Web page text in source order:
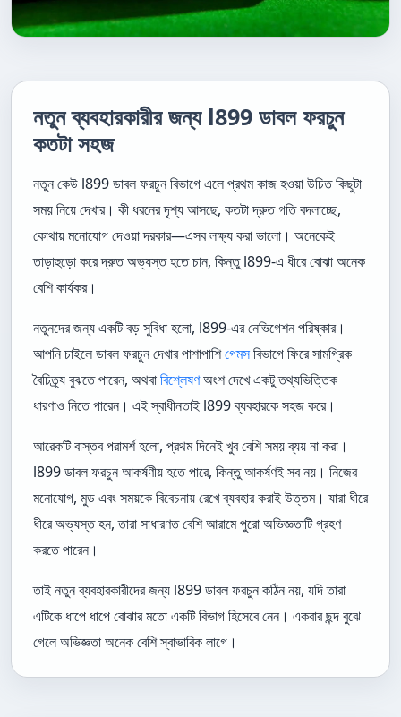
নতুন ব্যবহারকারীর জন্য l899 ডাবল ফরচুন
কতটা সহজ
নতুন কেউ l899 ডাবল ফরচুন বিভাগে এলে প্রথম কাজ হওয়া উচিত কিছুটা
সময় নিয়ে দেখার। কী ধরনের দৃশ্য আসছে, কতটা দ্রুত গতি বদলাচ্ছে,
কোথায় মনোযোগ দেওয়া দরকার—এসব লক্ষ্য করা ভালো। অনেকেই
তাড়াহুড়ো করে দ্রুত অভ্যস্ত হতে চান, কিন্তু l899-এ ধীরে বোঝা অনেক
বেশি কার্যকর।
নতুনদের জন্য একটি বড় সুবিধা হলো, l899-এর নেভিগেশন পরিষ্কার।
আপনি চাইলে ডাবল ফরচুন দেখার পাশাপাশিগেমসবিভাগে ফিরে সামগ্রিক
বৈচিত্র্য বুঝতে পারেন, অথবাবিশ্লেষণঅংশ দেখে একটু তথ্যভিত্তিক
ধারণাও নিতে পারেন। এই স্বাধীনতাই l899 ব্যবহারকে সহজ করে।
আরেকটি বাস্তব পরামর্শ হলো, প্রথম দিনেই খুব বেশি সময় ব্যয় না করা।
l899 ডাবল ফরচুন আকর্ষণীয় হতে পারে, কিন্তু আকর্ষণই সব নয়। নিজের
মনোযোগ, মুড এবং সময়কে বিবেচনায় রেখে ব্যবহার করাই উত্তম। যারা ধীরে
ধীরে অভ্যস্ত হন, তারা সাধারণত বেশি আরামে পুরো অভিজ্ঞতাটি গ্রহণ
করতে পারেন।
তাই নতুন ব্যবহারকারীদের জন্য l899 ডাবল ফরচুন কঠিন নয়, যদি তারা
এটিকে ধাপে ধাপে বোঝার মতো একটি বিভাগ হিসেবে নেন। একবার ছন্দ বুঝে
গেলে অভিজ্ঞতা অনেক বেশি স্বাভাবিক লাগে।